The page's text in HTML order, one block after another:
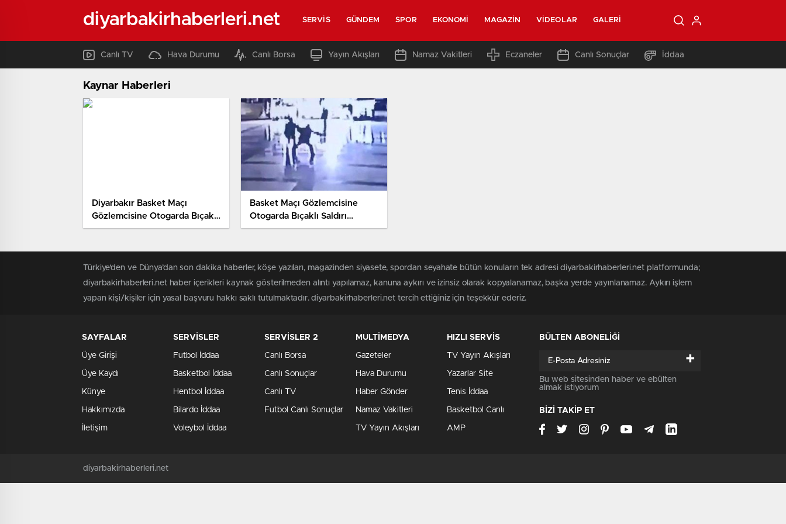
diyarbakirhaberleri.net SERVIS GÜNDEM SPOR EKONOMI MAGAZIN VIDEOLAR GALERI
Canlı TV Hava Durumu Canlı Borsa Yayın Akışları Namaz Vakitleri Eczaneler Canlı Sonuçlar İddaa
Kaynar Haberleri
Diyarbakır Basket Maçı
Gözlemcisine Otogarda Bıçaklı
Saldırı Kamerada
Basket Maçı Gözlemcisine
Otogarda Bıçaklı Saldırı
Kamerada
Türkiye'den ve Dünya’dan son dakika haberler, köşe yazıları, magazinden siyasete, spordan seyahate bütün konuların tek adresi diyarbakirhaberleri.net platformunda;
diyarbakirhaberleri.net haber içerikleri kaynak gösterilmeden alıntı yapılamaz, kanuna aykırı ve izinsiz olarak kopyalanamaz, başka yerde yayınlanamaz. Aykırı işlem
yapan kişi/kişiler için yasal başvuru hakkı saklı tutulmaktadır. diyarbakirhaberleri.net tercih ettiğiniz için teşekkür ederiz.
SAYFALAR
Üye Girişi
Üye Kaydı
Künye
Hakkımızda
İletişim
SERVİSLER
Futbol İddaa
Basketbol İddaa
Hentbol İddaa
Bilardo İddaa
Voleybol İddaa
SERVİSLER 2
Canlı Borsa
Canlı Sonuçlar
Canlı TV
Futbol Canlı Sonuçlar
MULTİMEDYA
Gazeteler
Hava Durumu
Haber Gönder
Namaz Vakitleri
TV Yayın Akışları
HIZLI SERVİS
TV Yayın Akışları
Yazarlar Site
Tenis İddaa
Basketbol Canlı
AMP
BÜLTEN ABONELİĞİ
+
Bu web sitesinden haber ve ebülten
almak istiyorum
BİZİ TAKİP ET
diyarbakirhaberleri.net